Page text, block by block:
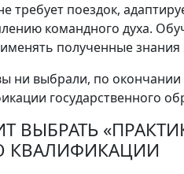
требует поездок,
командного духа.
полученные знания
ни выбрали, по
государственного
ВЫБРАТЬ